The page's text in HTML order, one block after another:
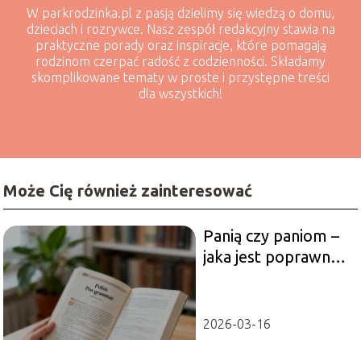
W parkrodzinka.pl z pasją dzielimy się wiedzą o domu,
dzieciach i rozrywce. Nasz zespół redakcyjny stawia na
praktyczne porady oraz inspiracje, które pomagają
rodzinom czerpać radość z codzienności. Składamy
skomplikowane tematy w proste i przystępne treści
dla wszystkich!
Może Cię również zainteresować
Panią czy paniom –
jaka jest poprawna
2026-03-16